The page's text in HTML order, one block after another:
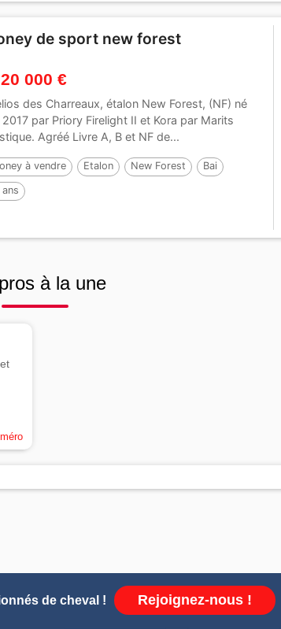
de sport new forest
000 €
des Charreaux, étalon New Forest, (NF) né
2017 par Priory Firelight II et Kora par Marits
Agréé Livre A, B et NF de...
à vendre Etalon New Forest Bai
à la une
de cheval ! Rejoignez-nous !